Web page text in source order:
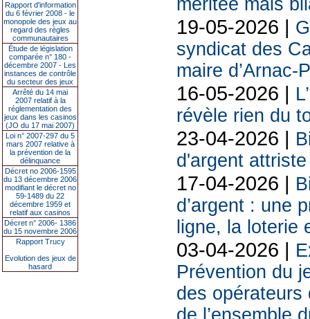
Rapport d'information
du 6 février 2008 - le
monopole des jeux au
regard des règles
communautaires
Étude de législation
comparée n° 180 -
décembre 2007 - Les
instances de contrôle
du secteur des jeux
Arrêté du 14 mai
2007 relatif à la
réglementation des
jeux dans les casinos
(JO du 17 mai 2007)
Loi n° 2007-297 du 5
mars 2007 relative à
la prévention de la
délinquance
Décret no 2006-1595
du 13 décembre 2006
modifiant le décret no
59-1489 du 22
décembre 1959 et
relatif aux casinos
Décret n° 2006- 1386
du 15 novembre 2006
Rapport Trucy
Evolution des jeux de
hasard
méritée mais
19-05-2026 |
syndicat des
maire d’Arnac-
16-05-2026 |
révèle rien du
23-04-2026 |
d'argent
17-04-2026 |
d’argent : une
ligne, la loterie
03-04-2026 |
Prévention du
des opérateurs
de l’ensemble